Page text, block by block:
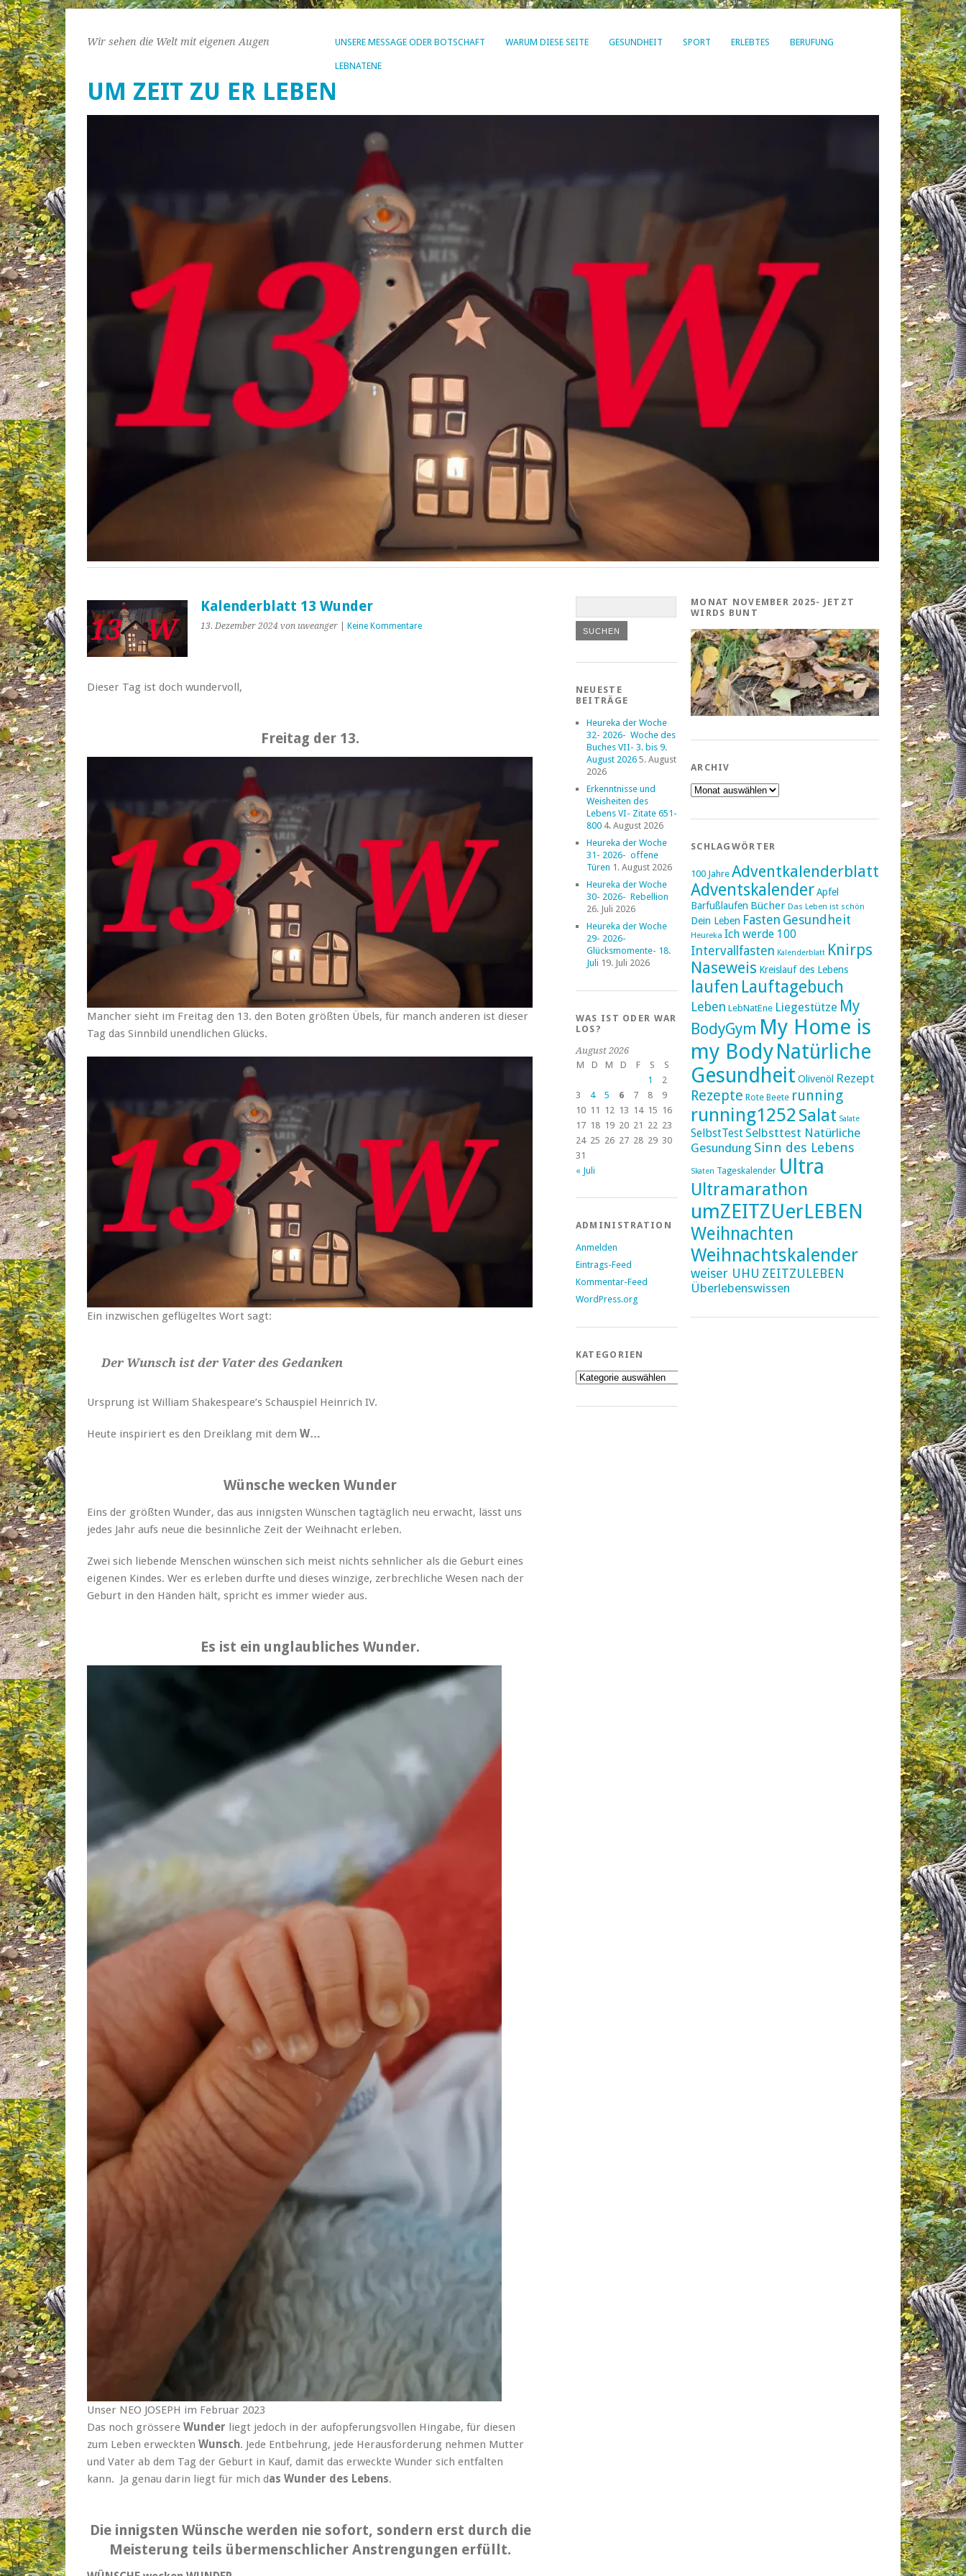
UNSERE MESSAGE ODER BOTSCHAFT WARUM DIESE SEITE GESUNDHEIT SPORT ERLEBTES BERUFUNG
LEBNATENE
UM ZEIT ZU ER LEBEN
Wir sehen die Welt mit eigenen Augen
Kalenderblatt 13 Wunder
13. Dezember 2024 von uweanger| Keine Kommentare
Dieser Tag ist doch wundervoll,
Freitag der 13.
Mancher sieht im Freitag den 13. den Boten größten Übels, für manch anderen ist dieser
Tag das Sinnbild unendlichen Glücks.
Ein inzwischen geflügeltes Wort sagt:
Der Wunsch ist der Vater des Gedanken
Ursprung ist William Shakespeare’s Schauspiel Heinrich IV.
Heute inspiriert es den Dreiklang mit dem W…
Wünsche wecken Wunder
Eins der größten Wunder, das aus innigsten Wünschen tagtäglich neu erwacht, lässt uns
jedes Jahr aufs neue die besinnliche Zeit der Weihnacht erleben.
Zwei sich liebende Menschen wünschen sich meist nichts sehnlicher als die Geburt eines
eigenen Kindes. Wer es erleben durfte und dieses winzige, zerbrechliche Wesen nach der
Geburt in den Händen hält, spricht es immer wieder aus.
Es ist ein unglaubliches Wunder.
Unser NEO JOSEPH im Februar 2023
Das noch grössere Wunder liegt jedoch in der aufopferungsvollen Hingabe, für diesen
zum Leben erweckten Wunsch. Jede Entbehrung, jede Herausforderung nehmen Mutter
und Vater ab dem Tag der Geburt in Kauf, damit das erweckte Wunder sich entfalten
kann. Ja genau darin liegt für mich das Wunder des Lebens.
Die innigsten Wünsche werden nie sofort, sondern erst durch die
Meisterung teils übermenschlicher Anstrengungen erfüllt.
NEUESTE
BEITRÄGE
Heureka der Woche
32- 2026- Woche des
Buches VII- 3. bis 9.
August 2026 5. August
2026
Erkenntnisse und
Weisheiten des
Lebens VI- Zitate 651-
800 4. August 2026
Heureka der Woche
31- 2026- offene
Türen 1. August 2026
Heureka der Woche
30- 2026- Rebellion
26. Juli 2026
Heureka der Woche
29- 2026-
Glücksmomente- 18.
Juli 19. Juli 2026
WAS IST ODER WAR
LOS?
August 2026
M
D M D F S
S
1
2
3
4 5 6 7 8
9
10 11 12 13 14 15 16
17 18 19 20 21 22 23
24 25 26 27 28 29 30
31
« Juli
ADMINISTRATION
Anmelden
Eintrags-Feed
Kommentar-Feed
WordPress.org
KATEGORIEN
Kategorien
MONAT NOVEMBER 2025- JETZT
WIRDS BUNT
ARCHIV
Archiv
SCHLAGWÖRTER
100 Jahre Adventkalenderblatt
AdventskalenderApfel
Barfußlaufen Bücher Das Leben ist schön
Dein Leben Fasten Gesundheit
Heureka Ich werde 100
Intervallfasten Kalenderblatt Knirps
Naseweis Kreislauf des Lebens
laufen Lauftagebuch
Leben LebNatEne Liegestütze My
BodyGym My Home is
my Body Natürliche
Gesundheit Olivenöl Rezept
Rezepte Rote Beete running
running1252 Salat Salate
SelbstTest Selbsttest Natürliche
Gesundung Sinn des Lebens
Skaten Tageskalender Ultra
Ultramarathon
umZEITZUerLEBEN
Weihnachten
Weihnachtskalender
weiser UHU ZEITZULEBEN
Überlebenswissen